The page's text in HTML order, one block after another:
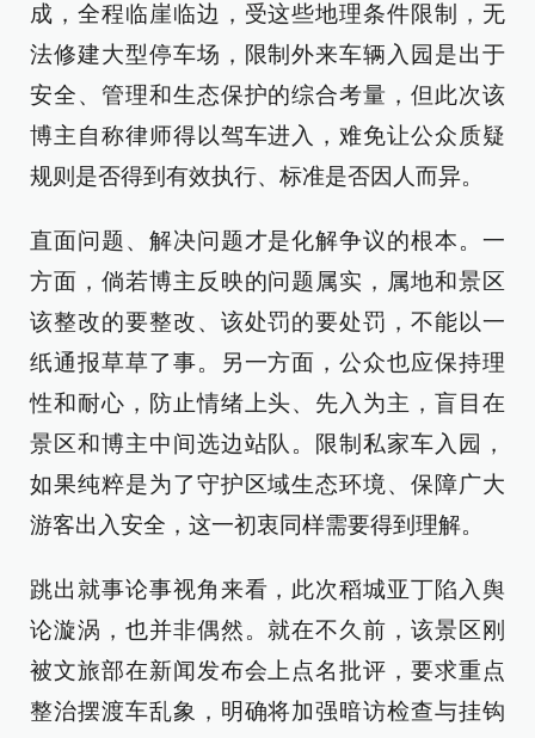
成，全程临崖临边，受这些地理条件限制，无
法修建大型停车场，限制外来车辆入园是出于
安全、管理和生态保护的综合考量，但此次该
博主自称律师得以驾车进入，难免让公众质疑
规则是否得到有效执行、标准是否因人而异。
直面问题、解决问题才是化解争议的根本。一
方面，倘若博主反映的问题属实，属地和景区
该整改的要整改、该处罚的要处罚，不能以一
纸通报草草了事。另一方面，公众也应保持理
性和耐心，防止情绪上头、先入为主，盲目在
景区和博主中间选边站队。限制私家车入园，
如果纯粹是为了守护区域生态环境、保障广大
游客出入安全，这一初衷同样需要得到理解。
跳出就事论事视角来看，此次稻城亚丁陷入舆
论漩涡，也并非偶然。就在不久前，该景区刚
被文旅部在新闻发布会上点名批评，要求重点
整治摆渡车乱象，明确将加强暗访检查与挂钩